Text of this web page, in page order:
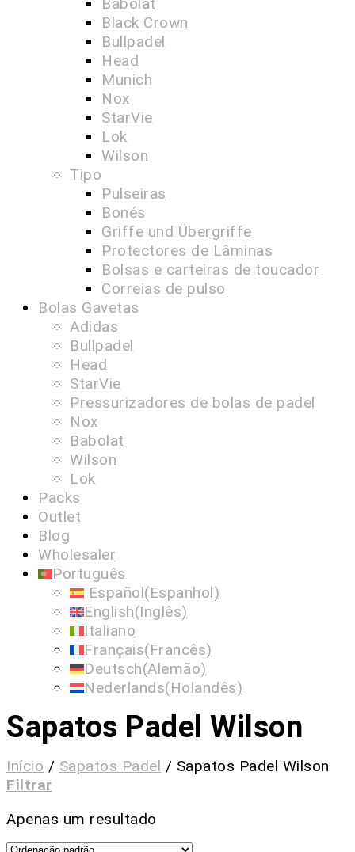
Black Crown
Bullpadel
Head
Munich
Nox
StarVie
Lok
Wilson
Tipo
Pulseiras
Bonés
Griffe und Übergriffe
Protectores de Lâminas
Bolsas e carteiras de toucador
Correias de pulso
Bolas Gavetas
Adidas
Bullpadel
Head
StarVie
Pressurizadores de bolas de padel
Nox
Babolat
Wilson
Lok
Packs
Outlet
Blog
Wholesaler
Português
Español(Espanhol)
English(Inglês)
Italiano
Français(Francês)
Deutsch(Alemão)
Nederlands(Holandês)
Sapatos Padel Wilson
Início / Sapatos Padel / Sapatos Padel Wilson
Filtrar
Apenas um resultado